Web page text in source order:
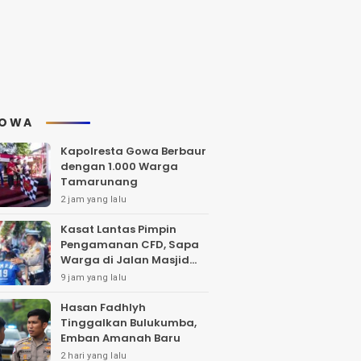
Kapolresta Gowa Berbaur
dengan 1.000 Warga
Tamarunang
2 jam yang lalu
Kasat Lantas Pimpin
Pengamanan CFD, Sapa
Warga di Jalan Masjid
Raya
9 jam yang lalu
Hasan Fadhlyh
Tinggalkan Bulukumba,
Emban Amanah Baru
2 hari yang lalu